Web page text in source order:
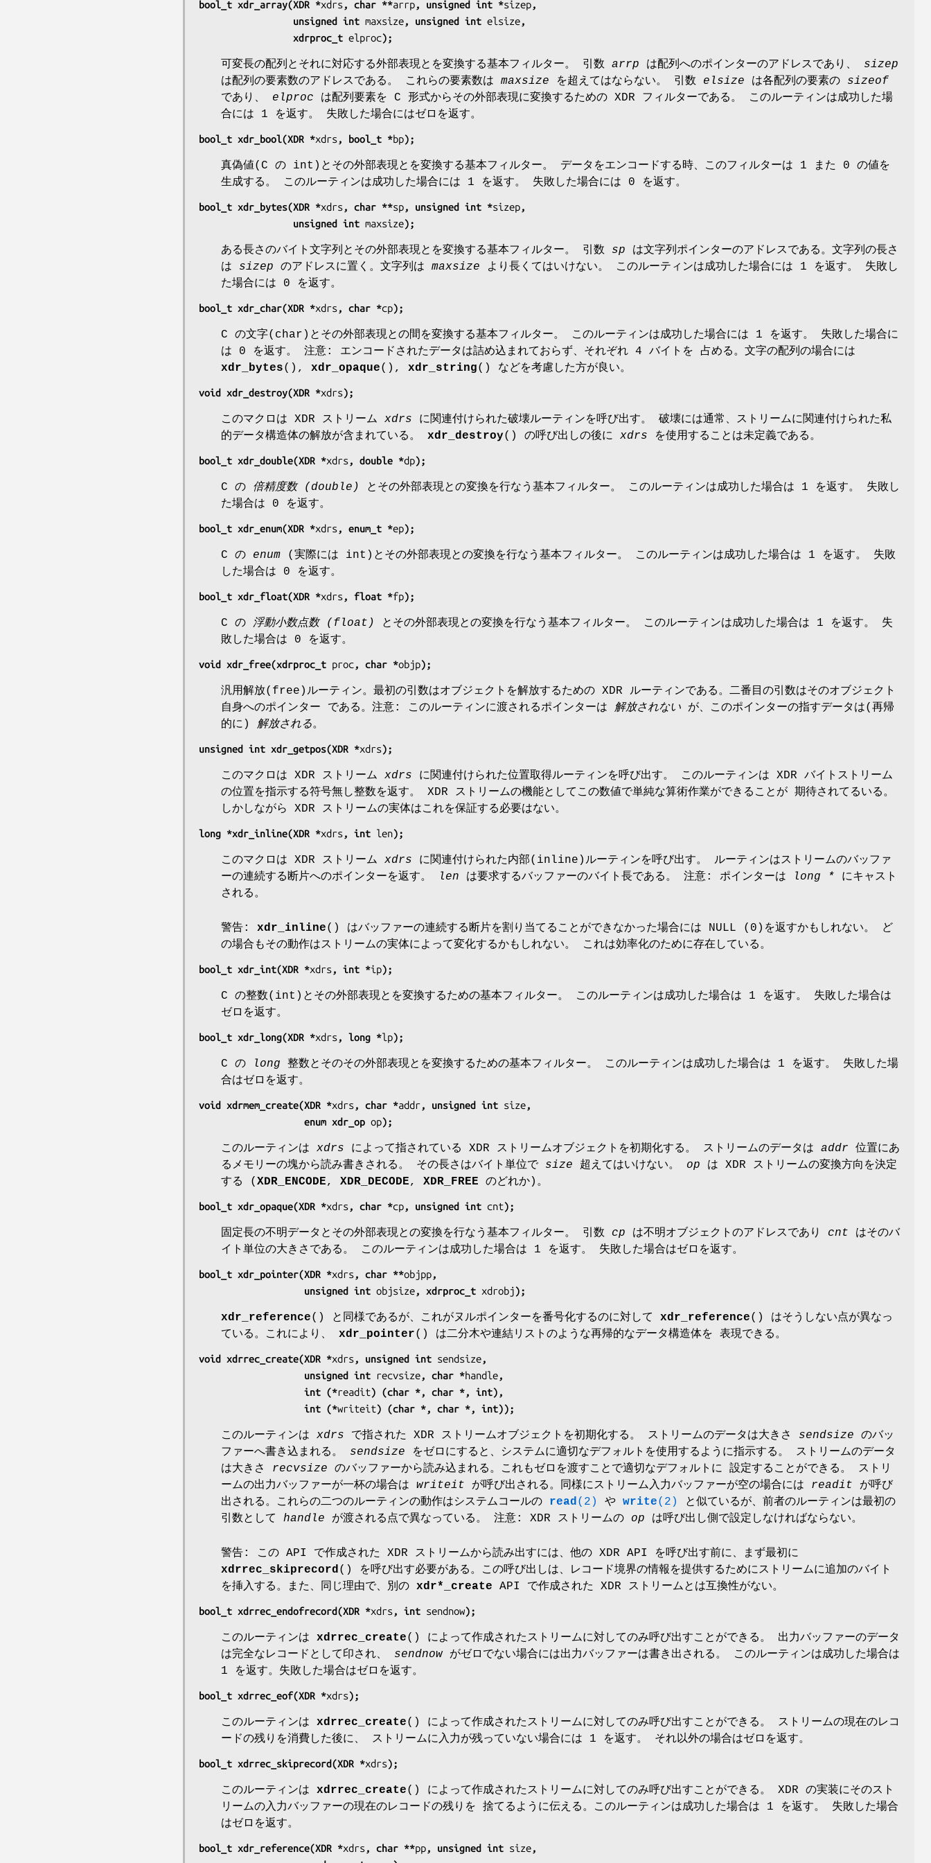
bool_t xdr_array(XDR *xdrs, char **arrp, unsigned int *sizep,
                 unsigned int
maxsize, unsigned int elsize,
                 xdrproc_t
elproc);
可変長の配列とそれに対応する外部表現とを変換する基本フィルター。 引数 arrp は配列へのポインターのアドレスであり、 sizep
は配列の要素数のアドレスである。 これらの要素数は maxsize を超えてはならない。 引数 elsize は各配列の要素の sizeof
であり、 elproc は配列要素を C 形式からその外部表現に変換するための XDR フィルターである。 このルーティンは成功した場
合には 1 を返す。 失敗した場合にはゼロを返す。
bool_t xdr_bool(XDR *xdrs, bool_t *bp);
真偽値(C の int)とその外部表現とを変換する基本フィルター。 データをエンコードする時、このフィルターは 1 また 0 の値を
生成する。 このルーティンは成功した場合には 1 を返す。 失敗した場合には 0 を返す。
bool_t xdr_bytes(XDR *xdrs, char **sp, unsigned int *sizep,
                 unsigned int
maxsize);
ある長さのバイト文字列とその外部表現とを変換する基本フィルター。 引数 sp は文字列ポインターのアドレスである。文字列の長さ
は sizep のアドレスに置く。文字列は maxsize より長くてはいけない。 このルーティンは成功した場合には 1 を返す。 失敗し
た場合には 0 を返す。
bool_t xdr_char(XDR *xdrs, char *cp);
C の文字(char)とその外部表現との間を変換する基本フィルター。 このルーティンは成功した場合には 1 を返す。 失敗した場合に
は 0 を返す。 注意: エンコードされたデータは詰め込まれておらず、それぞれ 4 バイトを 占める。文字の配列の場合には
xdr_bytes(), xdr_opaque(), xdr_string() などを考慮した方が良い。
void xdr_destroy(XDR *xdrs);
このマクロは XDR ストリーム xdrs に関連付けられた破壊ルーティンを呼び出す。 破壊には通常、ストリームに関連付けられた私
的データ構造体の解放が含まれている。 xdr_destroy() の呼び出しの後に xdrs を使用することは未定義である。
bool_t xdr_double(XDR *xdrs, double *dp);
C の 倍精度数 (double)
とその外部表現との変換を行なう基本フィルター。 このルーティンは成功した場合は 1 を返す。 失敗し
た場合は 0 を返す。
bool_t xdr_enum(XDR *xdrs, enum_t *ep);
C の enum (実際には int)とその外部表現との変換を行なう基本フィルター。 このルーティンは成功した場合は 1 を返す。 失敗
した場合は 0 を返す。
bool_t xdr_float(XDR *xdrs, float *fp);
C の 浮動小数点数 (float)
とその外部表現との変換を行なう基本フィルター。 このルーティンは成功した場合は 1 を返す。 失
敗した場合は 0 を返す。
void xdr_free(xdrproc_t proc, char *objp);
汎用解放(free)ルーティン。最初の引数はオブジェクトを解放するための XDR ルーティンである。二番目の引数はそのオブジェクト
自身へのポインター である。注意: このルーティンに渡されるポインターは 解放されない が、このポインターの指すデータは(再帰
的に) 解放される。
unsigned int xdr_getpos(XDR *xdrs);
このマクロは XDR ストリーム xdrs に関連付けられた位置取得ルーティンを呼び出す。 このルーティンは XDR バイトストリーム
の位置を指示する符号無し整数を返す。 XDR ストリームの機能としてこの数値で単純な算術作業ができることが 期待されてるいる。
しかしながら XDR ストリームの実体はこれを保証する必要はない。
long *xdr_inline(XDR *xdrs, int len);
このマクロは XDR ストリーム xdrs に関連付けられた内部(inline)ルーティンを呼び出す。 ルーティンはストリームのバッファ
ーの連続する断片へのポインターを返す。
len は要求するバッファーのバイト長である。 注意: ポインターは long * にキャスト
される。
警告: xdr_inline() はバッファーの連続する断片を割り当てることができなかった場合には NULL (0)を返すかもしれない。 ど
の場合もその動作はストリームの実体によって変化するかもしれない。 これは効率化のために存在している。
bool_t xdr_int(XDR *xdrs, int *ip);
C の整数(int)とその外部表現とを変換するための基本フィルター。 このルーティンは成功した場合は 1 を返す。 失敗した場合は
ゼロを返す。
bool_t xdr_long(XDR *xdrs, long *lp);
C の long 整数とそのその外部表現とを変換するための基本フィルター。 このルーティンは成功した場合は 1 を返す。 失敗した場
合はゼロを返す。
void xdrmem_create(XDR *xdrs, char *addr, unsigned int size,
                   enum xdr_op
op);
このルーティンは xdrs によって指されている XDR ストリームオブジェクトを初期化する。 ストリームのデータは addr 位置にあ
るメモリーの塊から読み書きされる。 その長さはバイト単位で size 超えてはいけない。 op は XDR ストリームの変換方向を決定
する ( XDR_ENCODE, XDR_DECODE, XDR_FREE のどれか)。
bool_t xdr_opaque(XDR *xdrs, char *cp, unsigned int cnt);
固定長の不明データとその外部表現との変換を行なう基本フィルター。 引数 cp は不明オブジェクトのアドレスであり cnt はそのバ
イト単位の大きさである。 このルーティンは成功した場合は 1 を返す。 失敗した場合はゼロを返す。
bool_t xdr_pointer(XDR *xdrs, char **objpp,
                   unsigned int
objsize, xdrproc_t xdrobj);
xdr_reference() と同様であるが、これがヌルポインターを番号化するのに対して xdr_reference() はそうしない点が異なっ
ている。これにより、 xdr_pointer() は二分木や連結リストのような再帰的なデータ構造体を 表現できる。
void xdrrec_create(XDR *xdrs, unsigned int sendsize,
                   unsigned int
recvsize, char *handle,
                   int (*
readit) (char *, char *, int),
                   int (*
writeit) (char *, char *, int));
このルーティンは xdrs で指された XDR ストリームオブジェクトを初期化する。 ストリームのデータは大きさ sendsize のバッ
ファーへ書き込まれる。 sendsize をゼロにすると、システムに適切なデフォルトを使用するように指示する。 ストリームのデータ
は大きさ recvsize のバッファーから読み込まれる。これもゼロを渡すことで適切なデフォルトに 設定することができる。 ストリ
ームの出力バッファーが一杯の場合は writeit が呼び出される。同様にストリーム入力バッファーが空の場合には readit が呼び
出される。これらの二つのルーティンの動作はシステムコールの read(2) や write(2)
と似ているが、前者のルーティンは最初の
引数として handle が渡される点で異なっている。 注意: XDR ストリームの op は呼び出し側で設定しなければならない。
警告: この API で作成された XDR ストリームから読み出すには、他の XDR API を呼び出す前に、まず最初に
xdrrec_skiprecord() を呼び出す必要がある。この呼び出しは、レコード境界の情報を提供するためにストリームに追加のバイト
を挿入する。また、同じ理由で、別の xdr*_create API で作成された XDR ストリームとは互換性がない。
bool_t xdrrec_endofrecord(XDR *xdrs, int sendnow);
このルーティンは xdrrec_create() によって作成されたストリームに対してのみ呼び出すことができる。 出力バッファーのデータ
は完全なレコードとして印され、 sendnow がゼロでない場合には出力バッファーは書き出される。 このルーティンは成功した場合は
1 を返す。失敗した場合はゼロを返す。
bool_t xdrrec_eof(XDR *xdrs);
このルーティンは xdrrec_create() によって作成されたストリームに対してのみ呼び出すことができる。 ストリームの現在のレコ
ードの残りを消費した後に、 ストリームに入力が残っていない場合には 1 を返す。 それ以外の場合はゼロを返す。
bool_t xdrrec_skiprecord(XDR *xdrs);
このルーティンは xdrrec_create() によって作成されたストリームに対してのみ呼び出すことができる。 XDR の実装にそのスト
リームの入力バッファーの現在のレコードの残りを 捨てるように伝える。このルーティンは成功した場合は 1 を返す。 失敗した場合
はゼロを返す。
bool_t xdr_reference(XDR *xdrs, char **pp, unsigned int size,